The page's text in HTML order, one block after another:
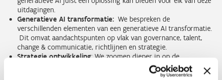
uitdagingen.
Generatieve AI transformatie: We bespreken de
verschillenden elementen van een generatieve AI transformatie.
Dit omvat aandachtspunten op vlak van governance, talent,
change & communicatie, richtlijnen en strategie.
Strategie ontwikkeling: We zoomen dieper in op de
verschillende stappen die bouwbedrijven moeten nemen bij het
opmaken van een effectieve generatieve AI-strategie. We